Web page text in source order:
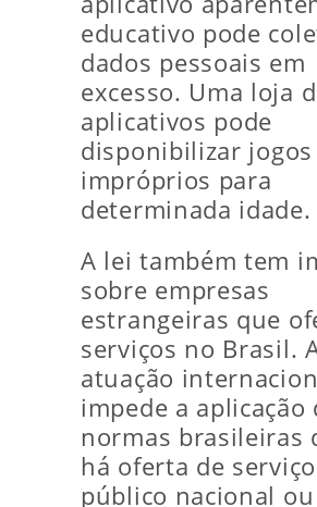
educativo pode
dados pessoais em
excesso. Uma loja
aplicativos pode
disponibilizar jogos
impróprios para
determinada idade.
A lei também tem
sobre empresas
estrangeiras que
serviços no Brasil.
atuação
impede a aplicação
normas brasileiras
há oferta de
público nacional ou